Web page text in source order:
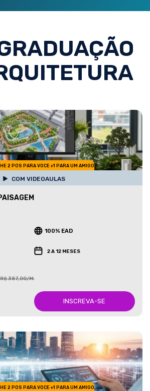
2 POS PARA VOCE +1 PARA UM AMIGO
COM VIDEOAULAS
100% EAD
2 A 12 MESES
387,00/Mês
INSCREVA-SE
2 POS PARA VOCE +1 PARA UM AMIGO